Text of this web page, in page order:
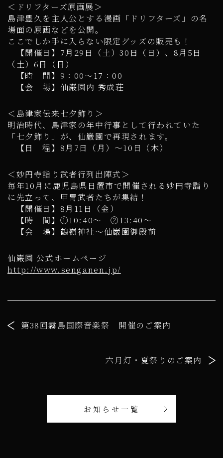
＜ドリフターズ原画展＞
島津豊久を主人公とする漫画「ドリフターズ」の名
場面の原画などを公開。
ここでしか手に入らない限定グッズの販売も！
【開催日】7月29日（土）30日（日）、8月5日
（土）6日（日）
【時 間】9：00～17：00
【会 場】仙巌園内 秀成荘
＜島津家伝来七夕飾り＞
明治時代、島津家の年中行事として行われていた
「七夕飾り」が、仙巌園で再現されます。
【日 程】8月7日（月）～10日（木）
＜妙円寺詣り武者行列出陣式＞
毎年10月に鹿児島県日置市で開催される妙円寺詣り
に先立って、甲冑武者たちが集結！
【開催日】8月11日（金）
【時 間】①10:40～ ②13:40～
【会 場】鶴嶺神社～仙巌園御殿前
仙巌園 公式ホームページ
http://www.senganen.jp/
第38回霧島国際音楽祭 開催のご案内
六月灯・夏祭りのご案内
お知らせ一覧